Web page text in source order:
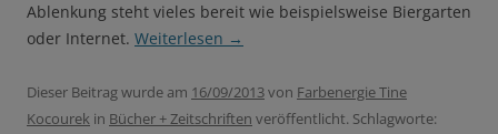
Ablenkung steht vieles bereit wie beispielsweise Biergarten
oder Internet. Weiterlesen →
Dieser Beitrag wurde am 16/09/2013von Farbenergie Tine
Kocourek in Bücher + Zeitschriften veröffentlicht. Schlagworte: